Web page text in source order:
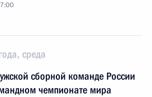
среда
сборной команде России
чемпионате мира